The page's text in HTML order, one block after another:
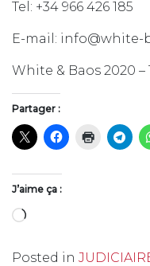
Tel: +34 966 426 185
E-mail: info@white-
White & Baos 2020 –
Partager :
J’aime ça :
Chargement…
Posted in